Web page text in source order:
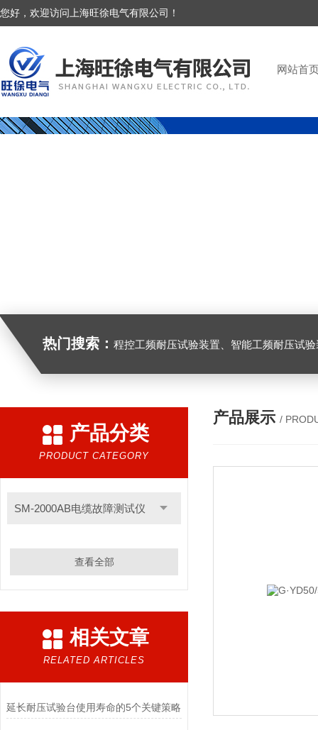
您好，欢迎访问上海旺徐电气有限公司！
网站首
热门搜索： 程控工频耐压试验装置、智能工频耐压试验装置、工频耐压试验装置、工频耐压试验仪、工频耐压试验台、高压耐压试
产品分类
PRODUCT CATEGORY
SM-2000AB电缆故障测试仪
查看全部
相关文章
RELATED ARTICLES
延长耐压试验台使用寿命的5个关键策略
产品展示 /